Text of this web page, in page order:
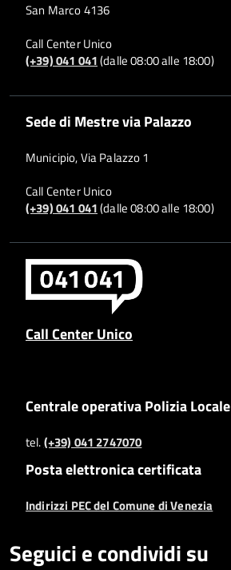
San Marco 4136
Call Center Unico
(+39) 041 041(dalle 08:00 alle 18:00)
Sede di Mestre via Palazzo
Municipio, Via Palazzo 1
Call Center Unico
(+39) 041 041(dalle 08:00 alle 18:00)
Call Center Unico
Centrale operativa Polizia Locale
tel.(+39) 041 2747070
Posta elettronica certificata
Indirizzi PEC del Comune di Venezia
Seguici e condividi su